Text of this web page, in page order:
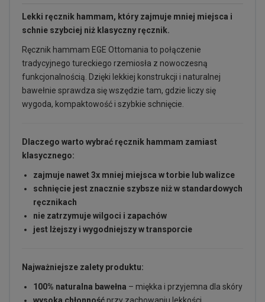
Lekki ręcznik hammam, który zajmuje mniej miejsca i
schnie szybciej niż klasyczny ręcznik.
Ręcznik hammam EGE Ottomania to połączenie
tradycyjnego tureckiego rzemiosła z nowoczesną
funkcjonalnością. Dzięki lekkiej konstrukcji i naturalnej
bawełnie sprawdza się wszędzie tam, gdzie liczy się
wygoda, kompaktowość i szybkie schnięcie.
Dlaczego warto wybrać ręcznik hammam zamiast
klasycznego:
zajmuje nawet 3x mniej miejsca w torbie lub walizce
schnięcie jest znacznie szybsze niż w standardowych
ręcznikach
nie zatrzymuje wilgoci i zapachów
jest lżejszy i wygodniejszy w transporcie
Najważniejsze zalety produktu:
100% naturalna bawełna – miękka i przyjemna dla skóry